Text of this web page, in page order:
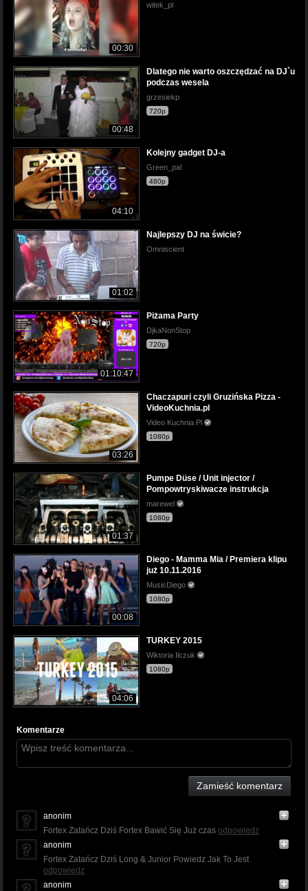
00:30
witek_pl
00:48
Dlatego nie warto oszczędzać na DJ`u
podczas wesela
grzesiekp
720p
04:10
Kolejny gadget DJ-a
Green_pal
480p
01:02
Najlepszy DJ na świcie?
Omniscient
01:10:47
Piżama Party
DjkaNonStop
720p
03:26
Chaczapuri czyli Gruzińska Pizza -
VideoKuchnia.pl
Video Kuchnia Pl
1080p
01:37
Pumpe Düse / Unit injector /
Pompowtryskiwacze instrukcja
marewel
1080p
00:08
Diego - Mamma Mia / Premiera klipu
już 10.11.2016
MusicDiego
1080p
04:06
TURKEY 2015
Wiktoria Ilczuk
1080p
Komentarze
Zamieść komentarz
anonim
Fortex Zatańcz Dziś Fortex Bawić Się Już czas odpowiedz
anonim
Fortex Zatańcz Dziś Long & Junior Powiedz Jak To Jest
odpowiedz
anonim